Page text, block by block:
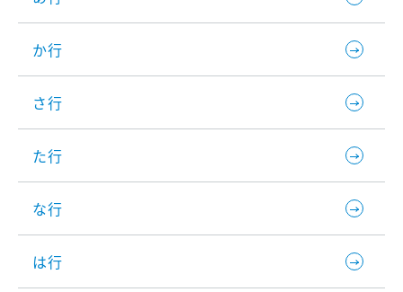
か行
さ行
た行
な行
は行